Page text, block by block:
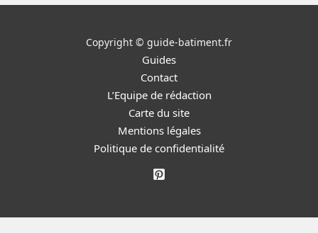
Copyright © guide-batiment.fr
Guides
Contact
L’Equipe de rédaction
Carte du site
Mentions légales
Politique de confidentialité